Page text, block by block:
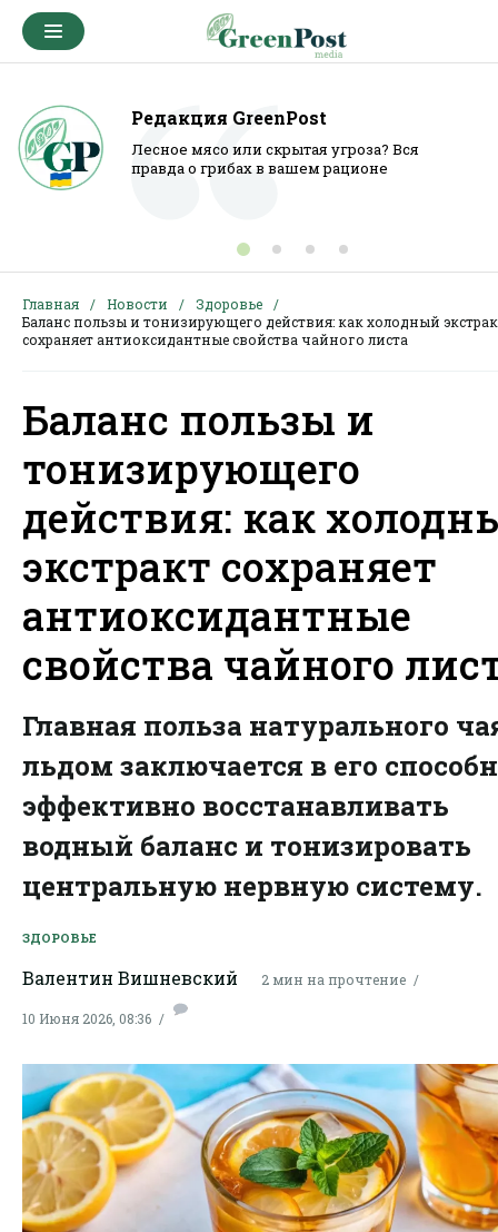
Редакция GreenPost
Лесное мясо или скрытая угроза? Вся
правда о грибах в вашем рационе
Главная Новости
Здоровье
Баланс пользы и тонизирующего действия: как холодный
сохраняет антиоксидантные свойства чайного листа
Баланс пользы и
тонизирующего
действия: как
экстракт сохраняет
антиоксидантные
свойства чайного
Главная польза натурального
льдом заключается в его
эффективно восстанавливать
водный баланс и тонизировать
центральную нервную систему.
ЗДОРОВЬЕ
Валентин Вишневский 2 мин на прочтение
10 Июня 2026, 08:36